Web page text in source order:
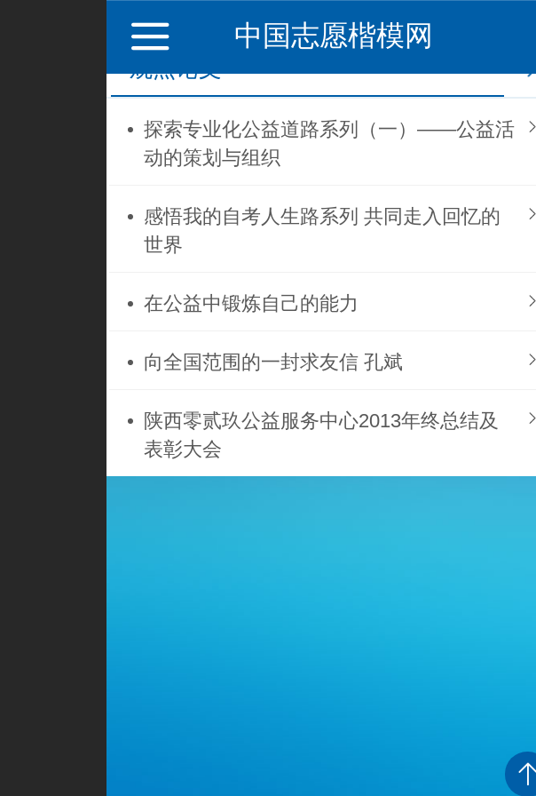
中国志愿楷模网
观点论文
探索专业化公益道路系列（一）——公益活
动的策划与组织
感悟我的自考人生路系列 共同走入回忆的
世界
在公益中锻炼自己的能力
向全国范围的一封求友信 孔斌